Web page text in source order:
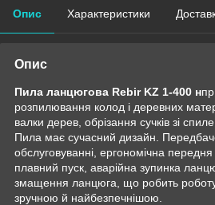
Опис Характеристики
Опис
Пила ланцюгова Rebir KZ 1-400 н
розпилювання колод і деревних
валки дерев, обрізання сучків зі
Пила має сучасний дизайн.
обслуговуванні, ергономічна
плавний пуск, аварійна зупинка
змащення ланцюга, що робить
зручною й найбезпечнішою.